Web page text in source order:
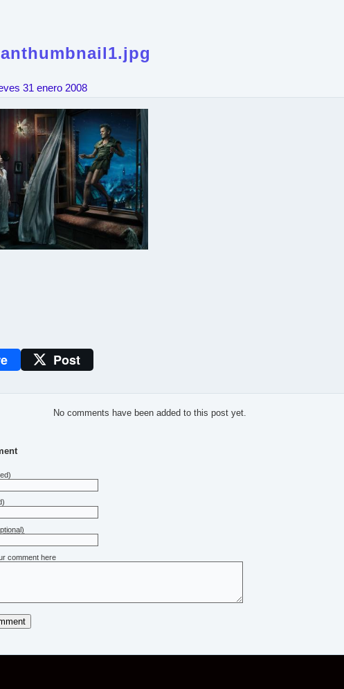
31 enero 2008
Post
No comments have been added to this post yet.
comment here